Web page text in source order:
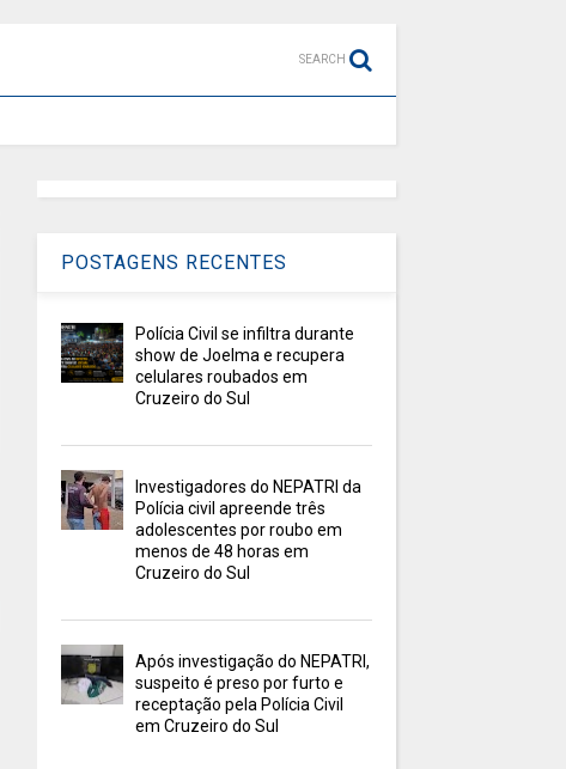
SEARCH
POSTAGENS RECENTES
Polícia Civil se infiltra durante
show de Joelma e recupera
celulares roubados em
Cruzeiro do Sul
Investigadores do NEPATRI da
Polícia civil apreende três
adolescentes por roubo em
menos de 48 horas em
Cruzeiro do Sul
Após investigação do NEPATRI,
suspeito é preso por furto e
receptação pela Polícia Civil
em Cruzeiro do Sul